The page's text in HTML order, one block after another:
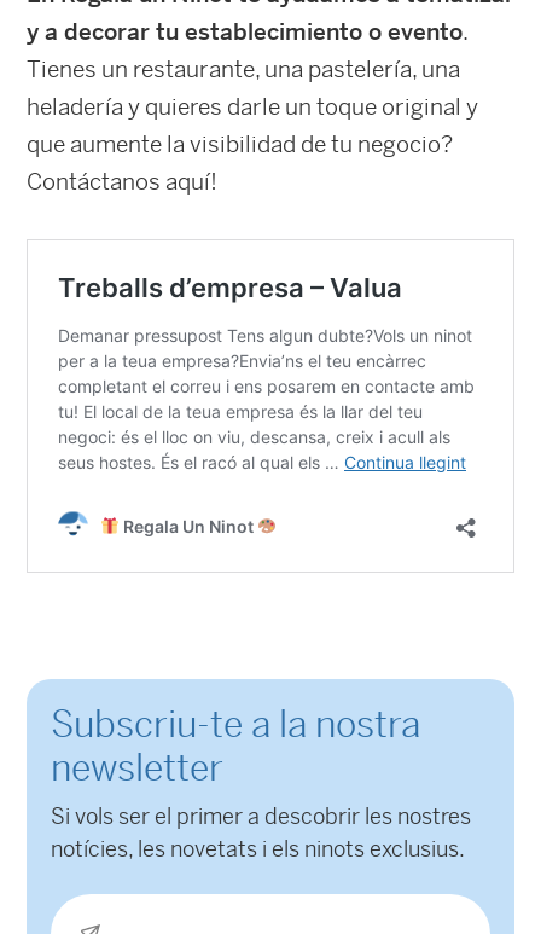
y a decorar tu establecimiento o evento.
Tienes un restaurante, una pastelería, una
heladería y quieres darle un toque original y
que aumente la visibilidad de tu negocio?
Contáctanos aquí!
Subscriu-te a la nostra
newsletter
Si vols ser el primer a descobrir les nostres
notícies, les novetats i els ninots exclusius.